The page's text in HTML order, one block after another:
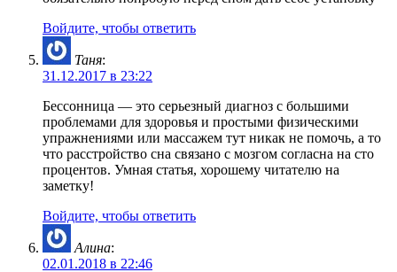
Войдите, чтобы ответить
Таня:
31.12.2017 в 23:22
Бессонница — это серьезный диагноз с большими
проблемами для здоровья и простыми физическими
упражнениями или массажем тут никак не помочь, а то
что расстройство сна связано с мозгом согласна на сто
процентов. Умная статья, хорошему читателю на
заметку!
Войдите, чтобы ответить
Алина:
02.01.2018 в 22:46